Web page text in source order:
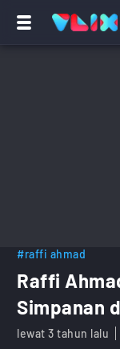
#raffi ahmad
Raffi
Simpanan
lewat 3 tahun lalu